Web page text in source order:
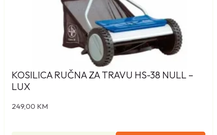
KOSILICA RUČNA ZA TRAVU HS-38 NULL –
LUX
249,00 KM